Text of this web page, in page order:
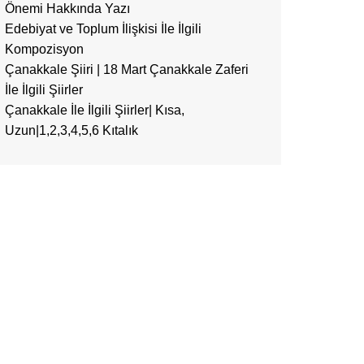
Önemi Hakkında Yazı
Edebiyat ve Toplum İlişkisi İle İlgili
Kompozisyon
Çanakkale Şiiri | 18 Mart Çanakkale Zaferi
İle İlgili Şiirler
Çanakkale İle İlgili Şiirler| Kısa,
Uzun|1,2,3,4,5,6 Kıtalık